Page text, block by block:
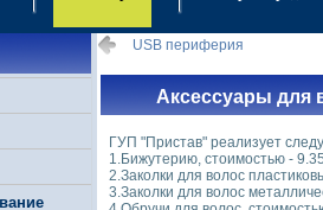
USB периферия
Аксессуары для
ГУП "Пристав" реализует
1.Бижутерию, стоимостью -
2.Заколки для волос
3.Заколки для волос